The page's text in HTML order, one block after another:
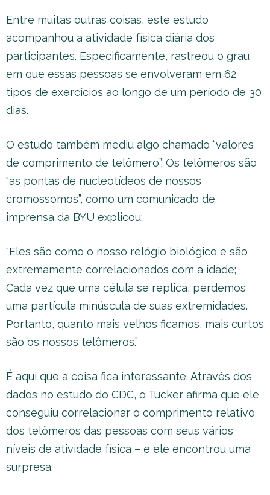
Entre muitas outras coisas, este estudo
acompanhou a atividade física diária dos
participantes. Especificamente, rastreou o grau
em que essas pessoas se envolveram em 62
tipos de exercícios ao longo de um período de 30
dias.
O estudo também mediu algo chamado “valores
de comprimento de telômero”. Os telômeros são
“as pontas de nucleotídeos de nossos
cromossomos”, como um comunicado de
imprensa da BYU explicou:
“Eles são como o nosso relógio biológico e são
extremamente correlacionados com a idade;
Cada vez que uma célula se replica, perdemos
uma partícula minúscula de suas extremidades.
Portanto, quanto mais velhos ficamos, mais curtos
são os nossos telômeros.”
É aqui que a coisa fica interessante. Através dos
dados no estudo do CDC, o Tucker afirma que ele
conseguiu correlacionar o comprimento relativo
dos telômeros das pessoas com seus vários
níveis de atividade física – e ele encontrou uma
surpresa.